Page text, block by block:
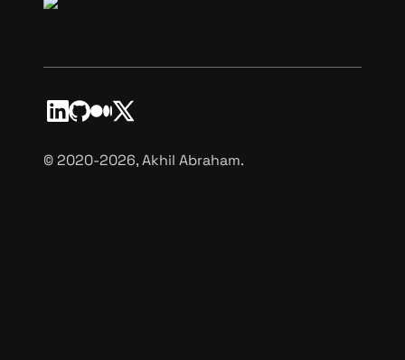
©️ 2020-2026, Akhil Abraham.